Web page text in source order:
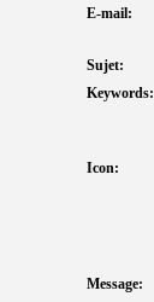
E-mail:
Sujet:
Keywords:
Icon:
Message: